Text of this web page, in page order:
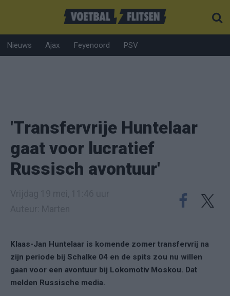
Nieuws Ajax Feyenoord PSV
'Transfervrije Huntelaar
gaat voor lucratief
Russisch avontuur'
Klaas-Jan Huntelaar is komende zomer transfervrij na
zijn periode bij Schalke 04 en de spits zou nu willen
gaan voor een avontuur bij Lokomotiv Moskou. Dat
melden Russische media.